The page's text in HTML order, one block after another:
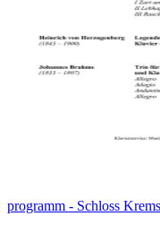
programm - Schloss